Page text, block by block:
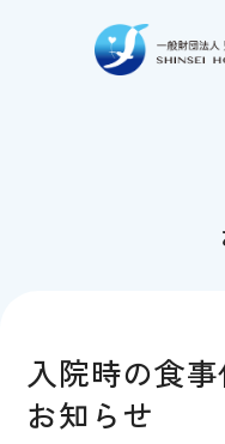
入院時の食
お知らせ